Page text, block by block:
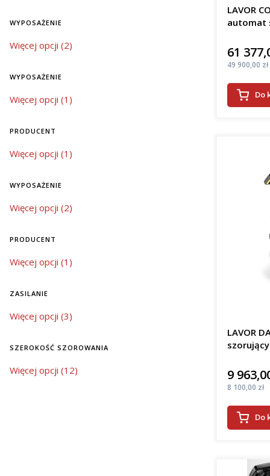
WYPOSAŻENIE
wyposażenie
Więcej opcji (2)
WYPOSAŻENIE
wyposażenie
Więcej opcji (1)
PRODUCENT
Producent
Więcej opcji (1)
WYPOSAŻENIE
wyposażenie
Więcej opcji (2)
PRODUCENT
Producent
Więcej opcji (1)
ZASILANIE
zasilanie
Więcej opcji (3)
SZEROKOŚĆ SZOROWANIA
szerokość szorowania
Więcej opcji (12)
W
mycia
różnią się
jak
środków
bardziej
Jeśli
znacząco
do
można
LAVOR
automat
Cena
61
Cena
49 900,00 zł
Do
LAVOR
Cena
9
Cena
8 100,00 zł
Do